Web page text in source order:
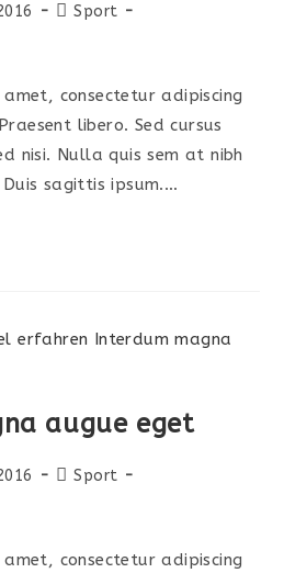
Beitrags-
Sport
consectetur adipiscing
libero. Sed cursus
nisi. Nulla quis sem at nibh
sagittis ipsum.…
augue eget
Beitrags-
Sport
consectetur adipiscing